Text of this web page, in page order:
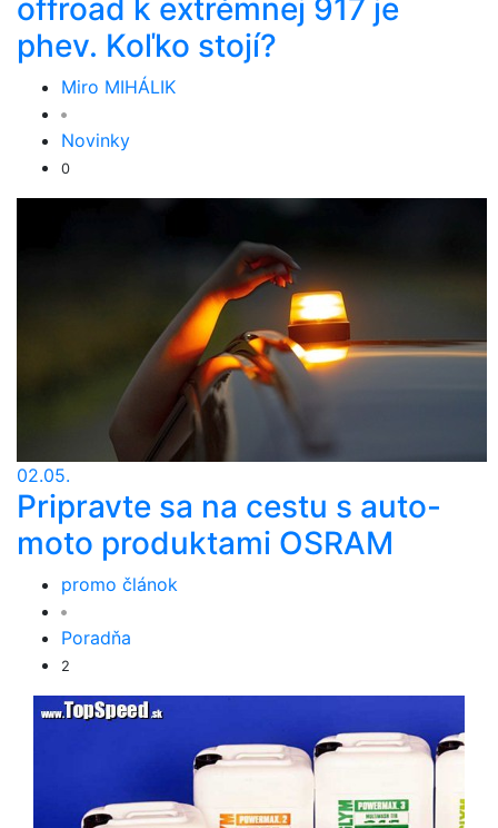
offroad k extrémnej 917 je
phev. Koľko stojí?
Miro MIHÁLIK
Novinky
0
02.05.
Pripravte sa na cestu s auto-
moto produktami OSRAM
promo článok
Poradňa
2